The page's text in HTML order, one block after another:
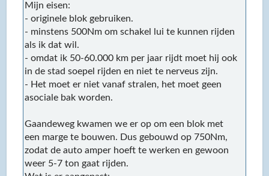
Mijn eisen:
- originele blok gebruiken.
- minstens 500Nm om schakel lui te kunnen rijden
als ik dat wil.
- omdat ik 50-60.000 km per jaar rijdt moet hij ook
in de stad soepel rijden en niet te nerveus zijn.
- Het moet er niet vanaf stralen, het moet geen
asociale bak worden.
Gaandeweg kwamen we er op om een blok met
een marge te bouwen. Dus gebouwd op 750Nm,
zodat de auto amper hoeft te werken en gewoon
weer 5-7 ton gaat rijden.